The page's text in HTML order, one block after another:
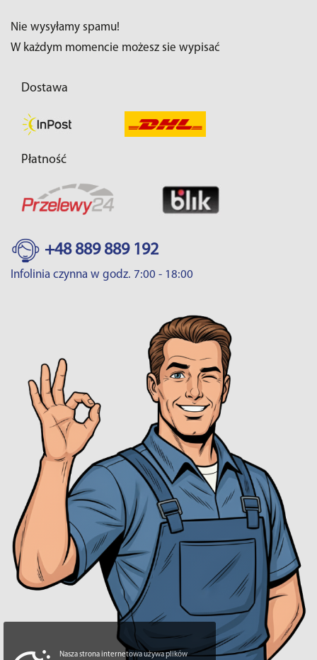
Nie wysyłamy spamu!
W każdym momencie możesz sie wypisać
Dostawa
Płatność
+48 889 889 192
Infolinia czynna w godz. 7:00 - 18:00
Nasza strona internetowa używa plików